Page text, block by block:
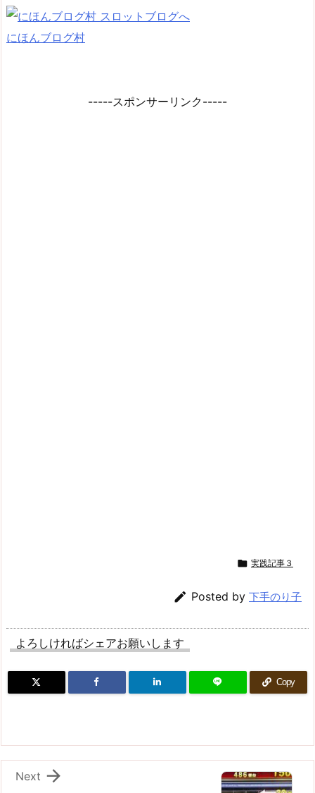
にほんブログ村
-----スポンサーリンク-----
 実践記事３
 Posted by 下手のり子
よろしければシェアお願いします
Copy

Next